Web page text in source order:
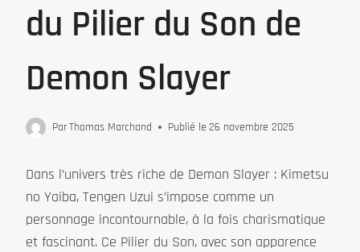
du Pilier du Son de
Demon Slayer
ParThomas Marchand Publié le 26 novembre 2025
Dans l’univers très riche de Demon Slayer : Kimetsu
no Yaiba, Tengen Uzui s’impose comme un
personnage incontournable, à la fois charismatique
et fascinant. Ce Pilier du Son, avec son apparence